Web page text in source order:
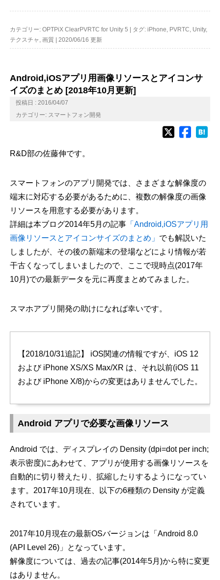
カテゴリー: OPTPiX ClearPVRTC for Unity 5 タグ: iPhone, PVRTC, Unity,
テクスチャ , 画質 2020/06/16 更新
Android,iOSアプリ用画像リソースとアイコンサ
イズのまとめ [2018年10月更新]
投稿日 : 2016/04/07
カテゴリー: スマートフォン開発
R&D部の佐藤伸です。
スマートフォンのアプリ開発では、さまざまな解像度の
端末に対応する必要があるために、複数の解像度の画像
リソースを用意する必要があります。
詳細は本ブログ2014年5月の記事 「Android,iOSアプリ用
画像リソースとアイコンサイズのまとめ」 でも解説いた
しましたが、その後の新端末の登場などにより情報が若
干古くなってしまいましたので、ここで現時点(2017年
10月)での最新データを元に再度まとめてみました。
スマホアプリ開発の助けになれば幸いです。
【2018/10/31追記】 iOS関連の情報ですが、iOS 12
および iPhone XS/XS Max/XR は、それ以前(iOS 11
および iPhone X/8)からの変更はありませんでした。
Android アプリで必要な画像リソース
Android では、ディスプレイの Density (dpi=dot per inch;
表示密度)にあわせて、アプリが使用する画像リソースを
自動的に切り替えたり、拡縮したりするようになってい
ます。2017年10月現在、以下の6種類の Density が定義
されています。
2017年10月現在の最新OSバージョンは「Android 8.0
(API Level 26)」となっています。
解像度については、過去の記事(2014年5月)から特に変更
はありません。